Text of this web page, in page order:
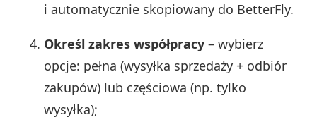
i automatycznie skopiowany do BetterFly.
Określ zakres współpracy – wybierz
opcje: pełna (wysyłka sprzedaży + odbiór
zakupów) lub częściowa (np. tylko
wysyłka);